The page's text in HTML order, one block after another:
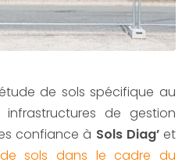
de sols spécifique au
infrastructures de gestion
confiance à Sols Diag’et
sols dans le cadre du